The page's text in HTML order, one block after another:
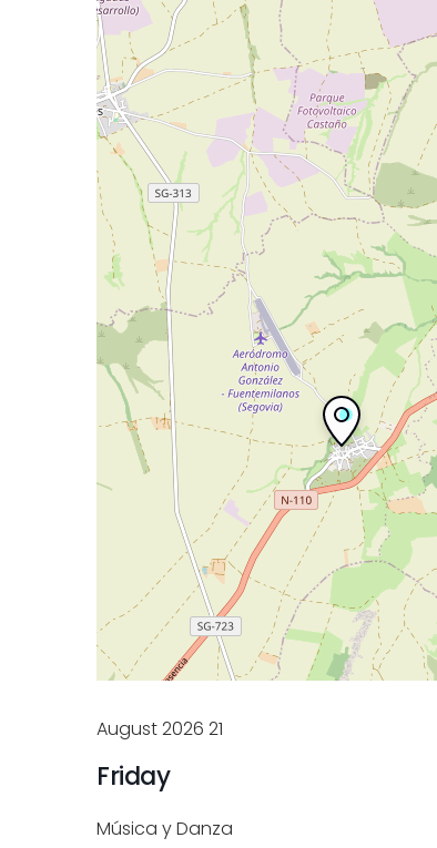
August 2026 21
Friday
Música y Danza